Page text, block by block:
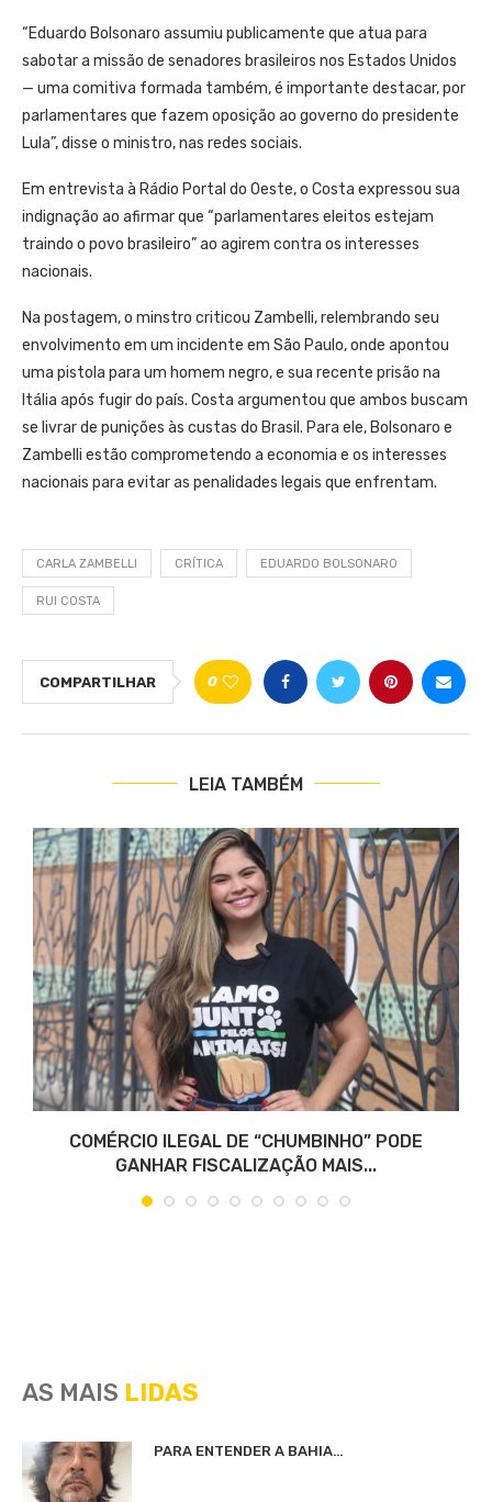
“Eduardo Bolsonaro assumiu publicamente que atua para
sabotar a missão de senadores brasileiros nos Estados Unidos
— uma comitiva formada também, é importante destacar, por
parlamentares que fazem oposição ao governo do presidente
Lula”, disse o ministro, nas redes sociais.
Em entrevista à Rádio Portal do Oeste, o Costa expressou sua
indignação ao afirmar que “parlamentares eleitos estejam
traindo o povo brasileiro” ao agirem contra os interesses
nacionais.
Na postagem, o minstro criticou Zambelli, relembrando seu
envolvimento em um incidente em São Paulo, onde apontou
uma pistola para um homem negro, e sua recente prisão na
Itália após fugir do país. Costa argumentou que ambos buscam
se livrar de punições às custas do Brasil. Para ele, Bolsonaro e
Zambelli estão comprometendo a economia e os interesses
nacionais para evitar as penalidades legais que enfrentam.
CARLA ZAMBELLI CRÍTICA EDUARDO BOLSONARO
RUI COSTA
COMPARTILHAR 0
LEIA TAMBÉM
COMÉRCIO ILEGAL DE “CHUMBINHO” PODE
GANHAR FISCALIZAÇÃO MAIS...
AS MAIS LIDAS
PARA ENTENDER A BAHIA…